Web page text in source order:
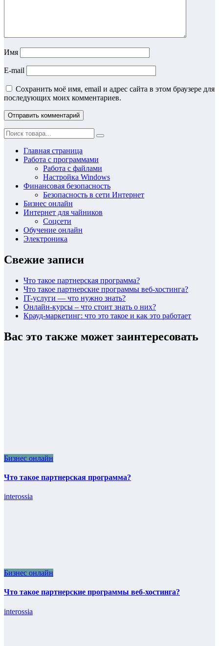
Имя
E-mail
Сохранить моё имя, email и адрес сайта в этом браузере для
последующих моих комментариев.
Главная страница
Работа с программами
Работа с файлами
Настройка Windows
Финансовая безопасность
Безопасность в сети Интернет
Бизнес онлайн
Интернет для чайников
Соцсети
Обучение онлайн
Электроника
Свежие записи
Что такое партнерская программа?
Что такое партнерские программы веб-хостинга?
IT-услуги — что нужно знать?
Онлайн-курсы – что стоит знать о них?
Крауд-маркетинг: что это такое и как это работает
Вас это также может заинтересовать
Бизнес онлайн
Что такое партнерская программа?
interossia
Бизнес онлайн
Что такое партнерские программы веб-хостинга?
interossia